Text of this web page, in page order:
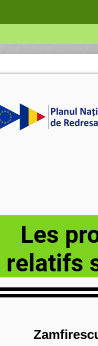
Les
relatifs